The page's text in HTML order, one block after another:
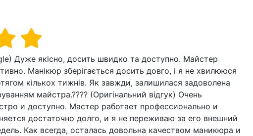
Дуже якісно, ​​досить швидко та доступно. Майстер
Манікюр зберігається досить довго, і я не хвилююся
кількох тижнів. Як завжди, залишилася задоволена
майстра.???? (Оригінальний відгук) Очень
и доступно. Мастер работает профессионально и
достаточно долго, и я не переживаю за его внешний
Как всегда, осталась довольна качеством маникюра и